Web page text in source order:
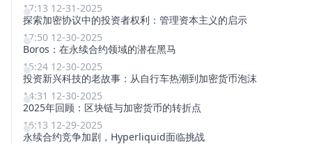
17:13 12-31-2025
探索加密协议中的投资者权利：管理资本主义的启示
17:50 12-30-2025
Boros：在永续合约领域的潜在黑马
15:24 12-30-2025
投资新兴科技的老故事：从自行车热潮到加密货币泡沫
14:31 12-30-2025
2025年回顾：区块链与加密货币的转折点
16:13 12-29-2025
永续合约竞争加剧，Hyperliquid面临挑战